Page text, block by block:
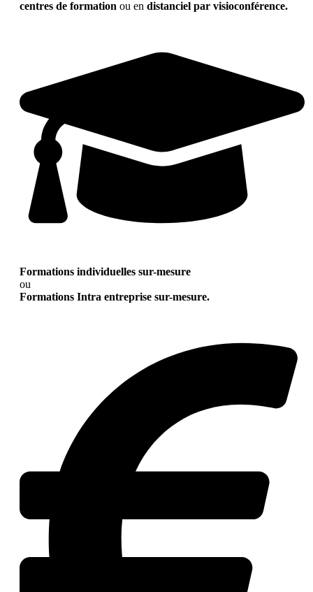
centres de formation ou en distanciel par visioconférence.
Formations individuelles sur-mesure
ou
Formations Intra entreprise sur-mesure.